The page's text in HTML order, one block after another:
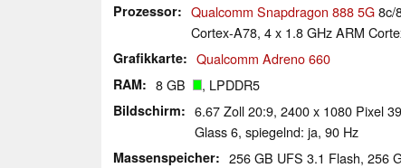
Prozessor
Qualcomm Snapdragon 888 5G8c/
Cortex-A78, 4 x 1.8 GHz ARM
Grafikkarte Qualcomm Adreno 660
RAM 8 GB , LPDDR5
Bildschirm
6.67 Zoll 20:9, 2400 x 1080 Pixel
Glass 6, spiegelnd: ja, 90 Hz
Massenspeicher 256 GB UFS 3.1 Flash, 256